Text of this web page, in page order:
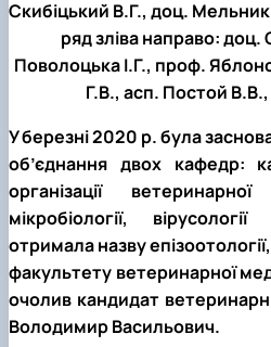
Скибіцький В.Г., доц.
ряд зліва направо:
Поволоцька І.Г., проф.
Г.В., асп. Постой
У березні 2020 р. була
об’єднання двох кафедр:
організації
мікробіології,
отримала назву епізоотології,
факультету ветеринарної
очолив кандидат
Володимир Васильович.